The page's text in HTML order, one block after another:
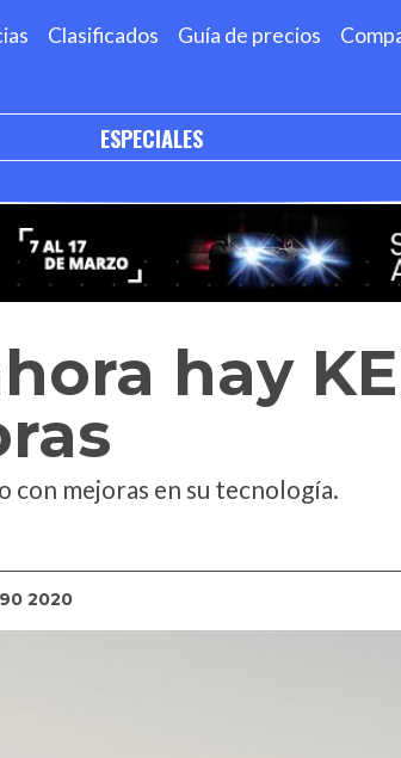
Clasificados Guía de precios
ESPECIALES
hay
con mejoras en su tecnología.
2020